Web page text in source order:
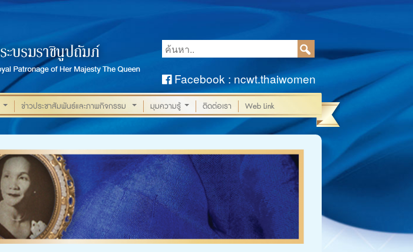
Facebook : ncwt.thaiwomen
...
ข่าวประชาสัมพันธ์และภาพกิจกรรม
...
มุมความรู้
...
ติดต่อเรา Web Link